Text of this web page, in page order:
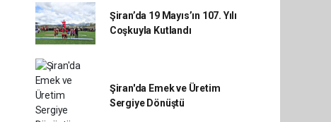
Şiran’da 19 Mayıs’ın 107. Yılı
Coşkuyla Kutlandı
Şiran'da Emek ve Üretim
Sergiye Dönüştü